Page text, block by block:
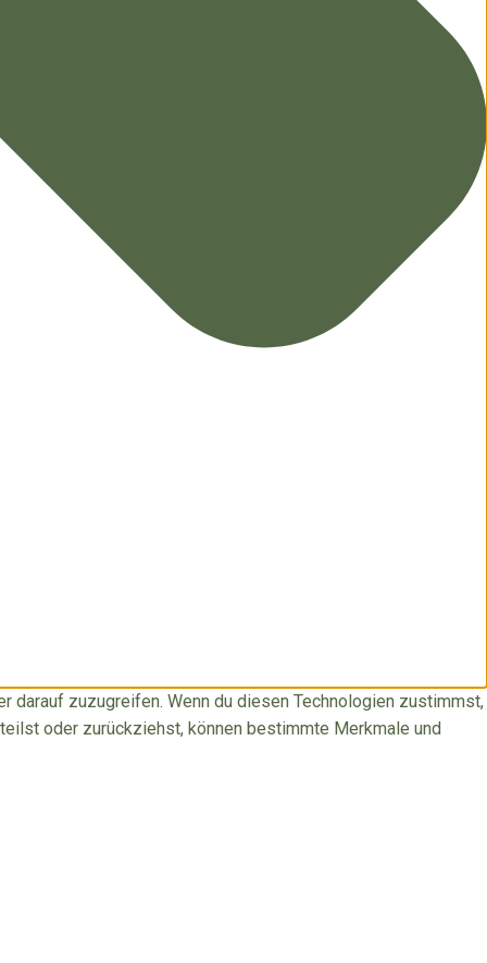
darauf zuzugreifen. Wenn du diesen Technologien zustimmst,
oder zurückziehst, können bestimmte Merkmale und